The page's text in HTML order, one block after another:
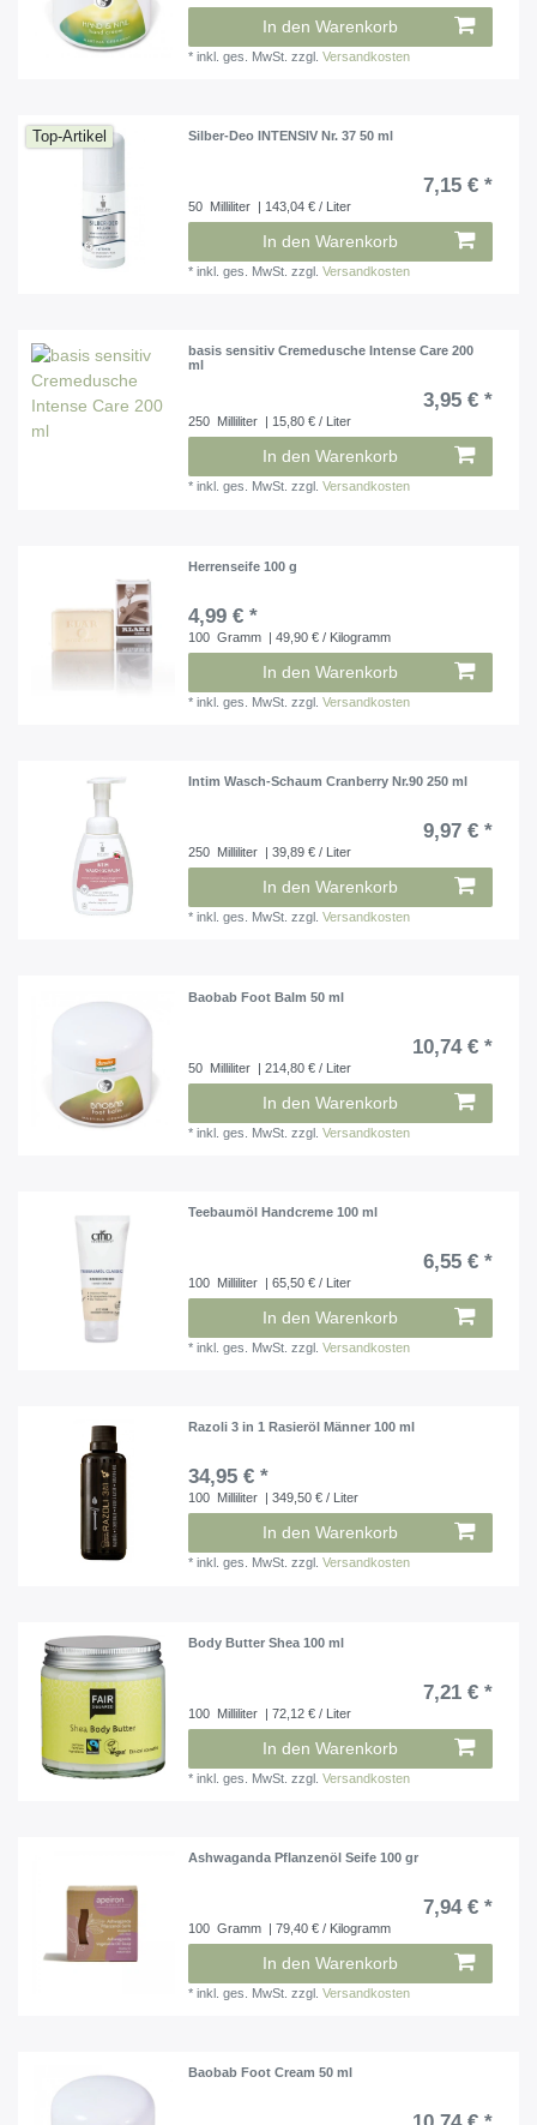
In den Warenkorb
*inkl. ges. MwSt. zzgl.Versandkosten
Top-Artikel Silber-Deo INTENSIV Nr. 37 50 ml
7,15 € *
50 Milliliter | 143,04 € / Liter
In den Warenkorb
*inkl. ges. MwSt. zzgl.Versandkosten
basis sensitiv Cremedusche Intense Care 200
ml
3,95 € *
250 Milliliter | 15,80 € / Liter
In den Warenkorb
*inkl. ges. MwSt. zzgl.Versandkosten
Herrenseife 100 g
4,99 € *
100 Gramm | 49,90 € / Kilogramm
In den Warenkorb
*inkl. ges. MwSt. zzgl.Versandkosten
Intim Wasch-Schaum Cranberry Nr.90 250 ml
9,97 € *
250 Milliliter | 39,89 € / Liter
In den Warenkorb
*inkl. ges. MwSt. zzgl.Versandkosten
Baobab Foot Balm 50 ml
10,74 € *
50 Milliliter | 214,80 € / Liter
In den Warenkorb
*inkl. ges. MwSt. zzgl.Versandkosten
Teebaumöl Handcreme 100 ml
6,55 € *
100 Milliliter | 65,50 € / Liter
In den Warenkorb
*inkl. ges. MwSt. zzgl.Versandkosten
Razoli 3 in 1 Rasieröl Männer 100 ml
34,95 € *
100 Milliliter | 349,50 € / Liter
In den Warenkorb
*inkl. ges. MwSt. zzgl.Versandkosten
Body Butter Shea 100 ml
7,21 € *
100 Milliliter | 72,12 € / Liter
In den Warenkorb
*inkl. ges. MwSt. zzgl.Versandkosten
Ashwaganda Pflanzenöl Seife 100 gr
7,94 € *
100 Gramm | 79,40 € / Kilogramm
In den Warenkorb
*inkl. ges. MwSt. zzgl.Versandkosten
Baobab Foot Cream 50 ml